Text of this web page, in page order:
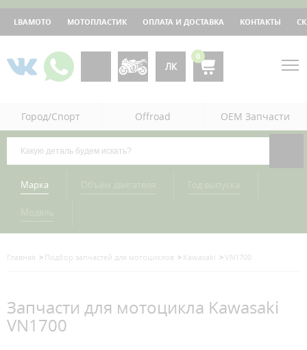
LBAMOTO МОТОПЛАСТИК ОПЛАТА И ДОСТАВКА КОНТАКТЫ
ЛК
0
Город/Спорт Offroad OEM Запчасти
Марка
Главная Подбор запчастей для мотоциклов Kawasaki VN1700
Запчасти для мотоцикла Kawasaki
VN1700